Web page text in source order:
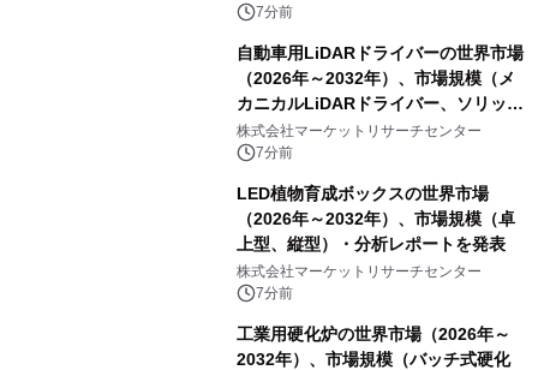
7分前
自動車用LiDARドライバーの世界市場
（2026年～2032年）、市場規模（メ
カニカルLiDARドライバー、ソリッド
ステートLiDARドライバー、MEMS
LiDARドライバー）・分析レポートを
株式会社マーケットリサーチセンター
7分前
LED植物育成ボックスの世界市場
（2026年～2032年）、市場規模（卓
上型、縦型）・分析レポートを発表
株式会社マーケットリサーチセンター
7分前
工業用硬化炉の世界市場（2026年～
2032年）、市場規模（バッチ式硬化